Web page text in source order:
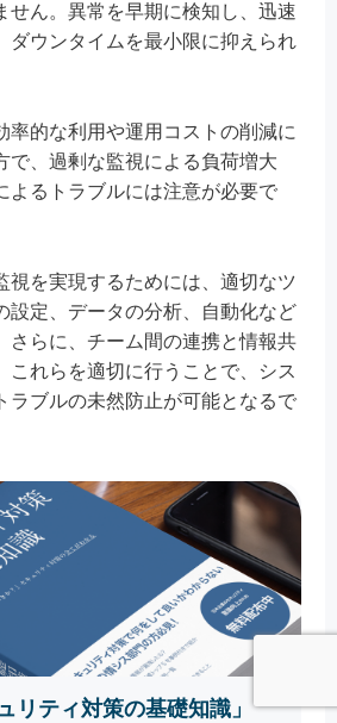
せん。異常を早期に検知し、迅速
ダウンタイムを最小限に抑えられ
率的な利用や運用コストの削減に
で、過剰な監視による負荷増大
よるトラブルには注意が必要で
視を実現するためには、適切なツ
設定、データの分析、自動化など
さらに、チーム間の連携と情報共
これらを適切に行うことで、シス
ラブルの未然防止が可能となるで
リティ対策の基礎知識」